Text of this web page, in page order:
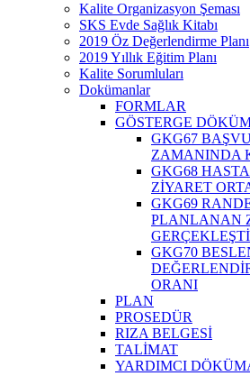
Kalite Organizasyon Şeması
SKS Evde Sağlık Kitabı
2019 Öz Değerlendirme Planı
2019 Yıllık Eğitim Planı
Kalite Sorumluları
Dokümanlar
FORMLAR
GÖSTERGE
GKG67
ZAMANINDA
GKG68
ZİYARET
GKG69
PLANLANAN
GKG70
ORANI
PLAN
PROSEDÜR
RIZA BELGESİ
TALİMAT
YARDIMCI